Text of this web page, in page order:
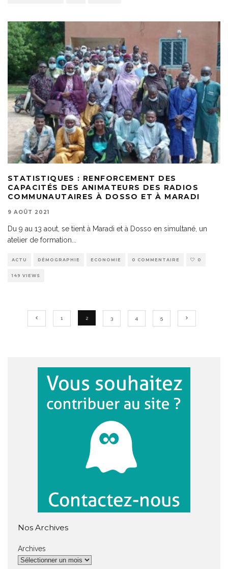
STATISTIQUES : RENFORCEMENT DES
CAPACITÉS DES ANIMATEURS DES RADIOS
COMMUNAUTAIRES À DOSSO ET À MARADI
9 AOÛT 2021
Du 9 au 13 aout, se tient à Maradi et à Dosso en simultané, un
atelier de formation
ACTU DÉMOGRAPHIE ECONOMIE 0 COMMENTAIRE 0
149 VIEWS
1 2 3 4 5
Nos Archives
Archives